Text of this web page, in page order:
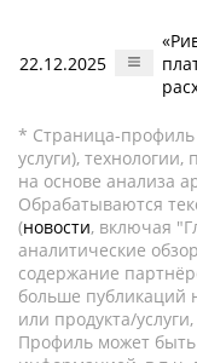
22.12.2025
* Страница-профиль
услуги),
на основе анализа
Обрабатываются
(новости, включая
аналитические
содержание
больше публикаций
или продукта/
Профиль может